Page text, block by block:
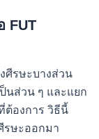
FUT
ศีรษะบางส่วน
นส่วน ๆ และแยก
ต้องการ วิธีนี้
รษะออกมา